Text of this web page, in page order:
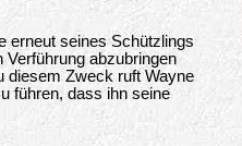
erneut seines Schützlings
abzubringen
diesem Zweck ruft Wayne
führen, dass ihn seine